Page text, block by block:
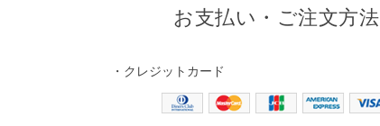
お支払い・ご注文方法
・クレジットカード